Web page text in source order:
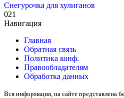
Снегурочка для хулиганов
021
Навигация
Главная
Обратная связь
Политика конф.
Правообладателям
Обработка данных
Вся информация, на сайте представлена